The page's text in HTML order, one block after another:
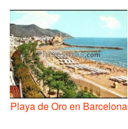
Playa de Oro en Barcelona